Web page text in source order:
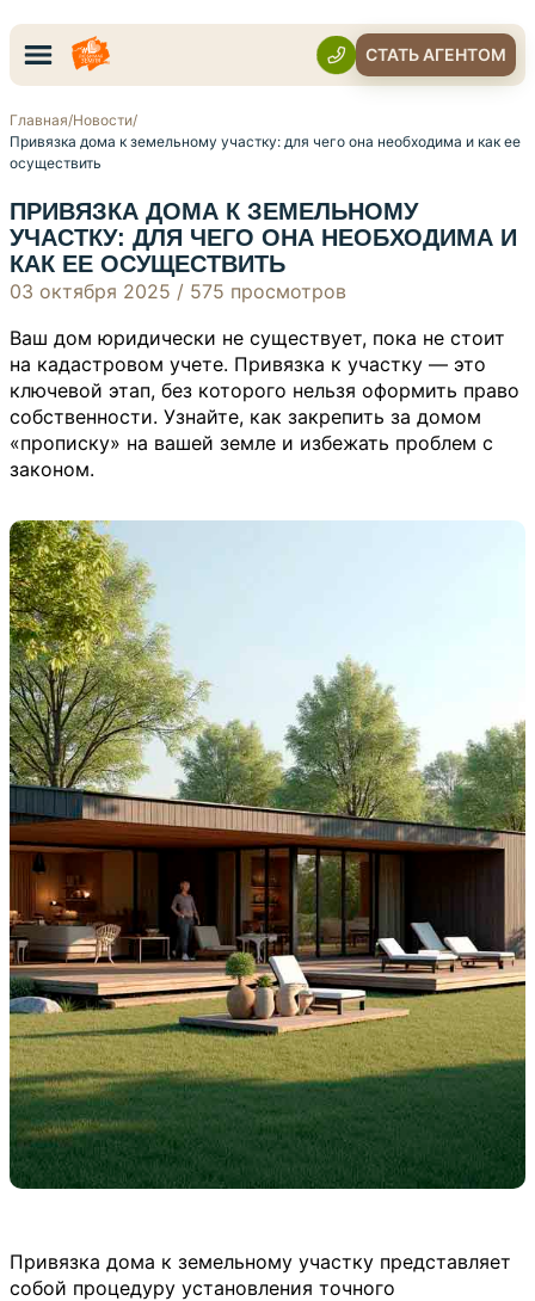
СТАТЬ АГЕНТОМ
Главная/Новости/
Привязка дома к земельному участку: для чего она необходима и как ее
осуществить
ПРИВЯЗКА ДОМА К ЗЕМЕЛЬНОМУ
УЧАСТКУ: ДЛЯ ЧЕГО ОНА НЕОБХОДИМА И
КАК ЕЕ ОСУЩЕСТВИТЬ
03 октября 2025 / 575 просмотров
Ваш дом юридически не существует, пока не стоит
на кадастровом учете. Привязка к участку — это
ключевой этап, без которого нельзя оформить право
собственности. Узнайте, как закрепить за домом
«прописку» на вашей земле и избежать проблем с
законом.
Привязка дома к земельному участку представляет
собой процедуру установления точного